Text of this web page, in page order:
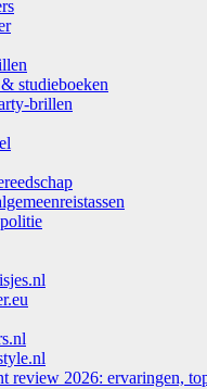
studieboeken
brillen
review 2026: ervaringen,